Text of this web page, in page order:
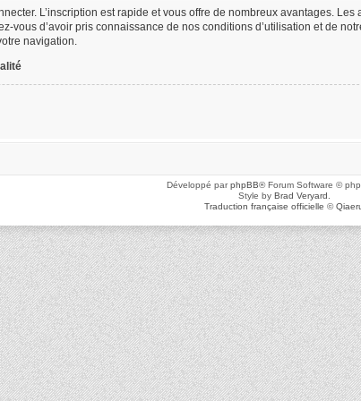
L’inscription est rapide et vous offre de nombreux avantages.
vous d’avoir pris connaissance de nos conditions d’utilisation et de
navigation.
Développé parphpBB® Forum Software ©
Style by Brad Veryard
Traduction française officielle ©